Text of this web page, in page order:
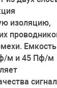
изоляцию,
Емкость
м и 45 Пф/м